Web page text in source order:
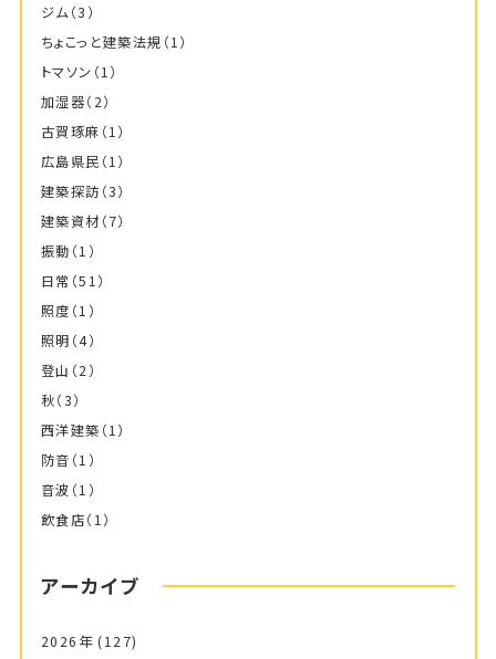
ジム（3）
ちょこっと建築法規 （1）
トマソン （1）
加湿器（2）
古賀琢麻 （1）
広島県民 （1）
建築探訪 （3）
建築資材（7）
振動 （1）
日常 （51）
照度 （1）
照明 （4）
登山 （2）
秋（3）
西洋建築 （1）
防音 （1）
音波 （1）
飲食店（1）
アーカイブ
2026年 (127)